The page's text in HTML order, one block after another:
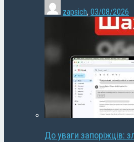
zapsich, 03/08/2026
До уваги запоріжців: